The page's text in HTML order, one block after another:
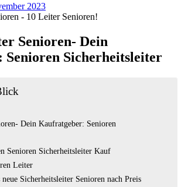
2023
Senioren- Dein
Sicherheitsleiter
Dein Kaufratgeber: Senioren
Senioren Sicherheitsleiter Kauf
Leiter
Sicherheitsleiter Senioren nach Preis